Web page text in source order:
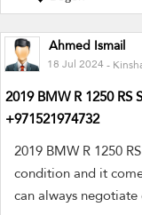
Ahmed Ismail
18 Jul 2024-
2019 BMW R 1250 RS
+971521974732
2019 BMW R 1250
condition and it
can always